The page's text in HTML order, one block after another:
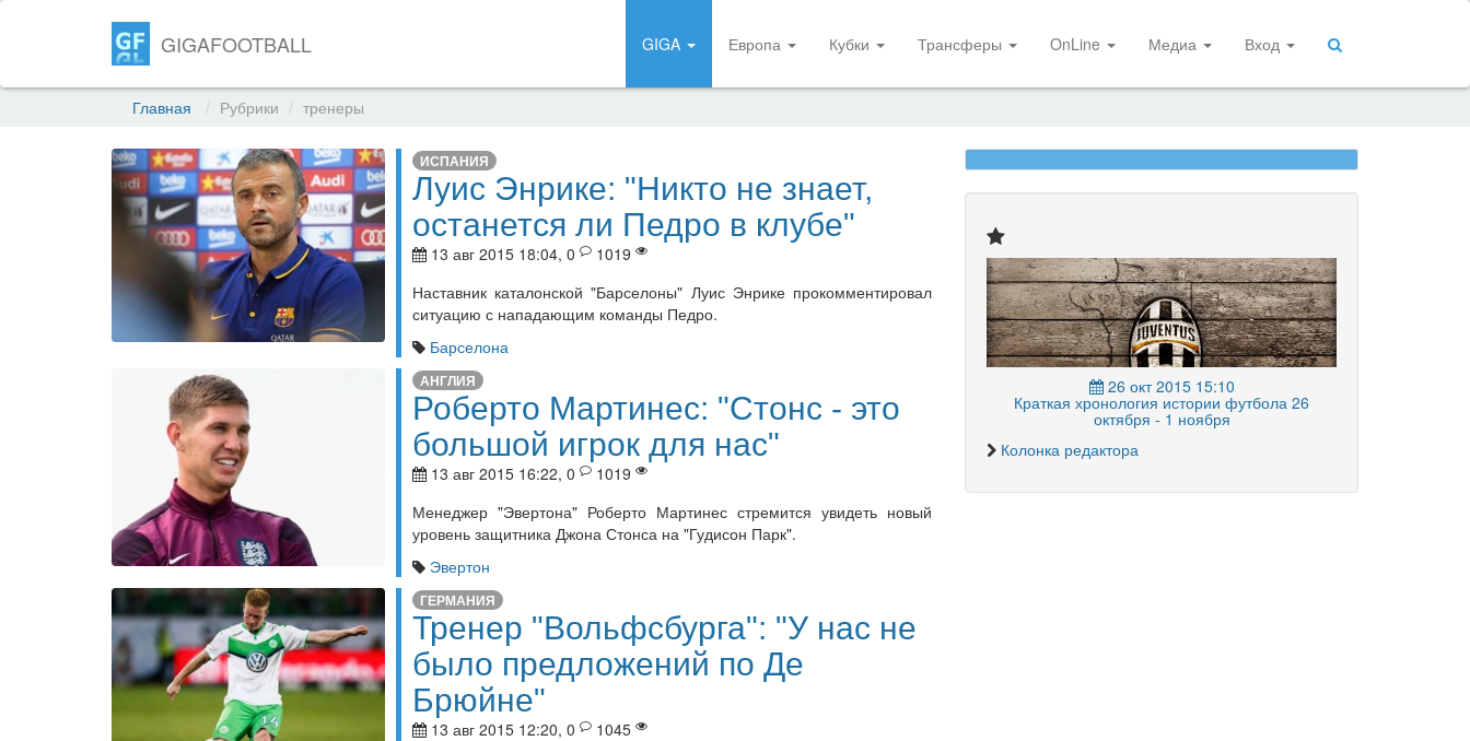
GIGAFOOTBALL GIGA Европа Кубки Трансферы OnLine Медиа Вход
Главная Рубрики тренеры
ИСПАНИЯ
Луис Энрике: "Никто не знает,
останется ли Педро в клубе"
13 авг 2015 18:04, 0
1019
Наставник каталонской "Барселоны" Луис Энрике прокомментировал
ситуацию с нападающим команды Педро.
Барселона
АНГЛИЯ
Роберто Мартинес: "Стонс - это
большой игрок для нас"
13 авг 2015 16:22, 0
1019
Менеджер "Эвертона" Роберто Мартинес стремится увидеть новый
уровень защитника Джона Стонса на "Гудисон Парк".
Эвертон
ГЕРМАНИЯ
Тренер "Вольфсбурга": "У нас не
было предложений по Де
Брюйне"
13 авг 2015 12:20, 0
1045
26 окт 2015 15:10
Краткая хронология истории футбола 26
октября - 1 ноября
Колонка редактора